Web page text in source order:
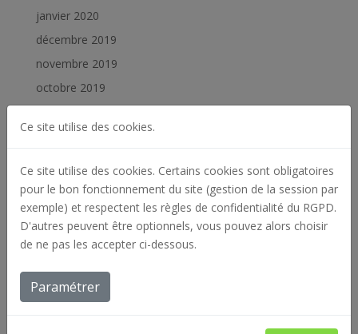
janvier 2020
décembre 2019
novembre 2019
octobre 2019
juillet 2019
février 2019
janvier 2019
Catégories
Actualités
Archives
Ce site utilise des cookies.
Ce site utilise des cookies. Certains cookies sont obligatoires
pour le bon fonctionnement du site (gestion de la session par
exemple) et respectent les règles de confidentialité du RGPD.
D'autres peuvent être optionnels, vous pouvez alors choisir
de ne pas les accepter ci-dessous.
Paramétrer